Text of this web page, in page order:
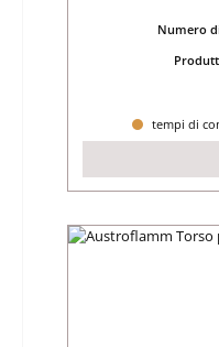
Numero
tempi di